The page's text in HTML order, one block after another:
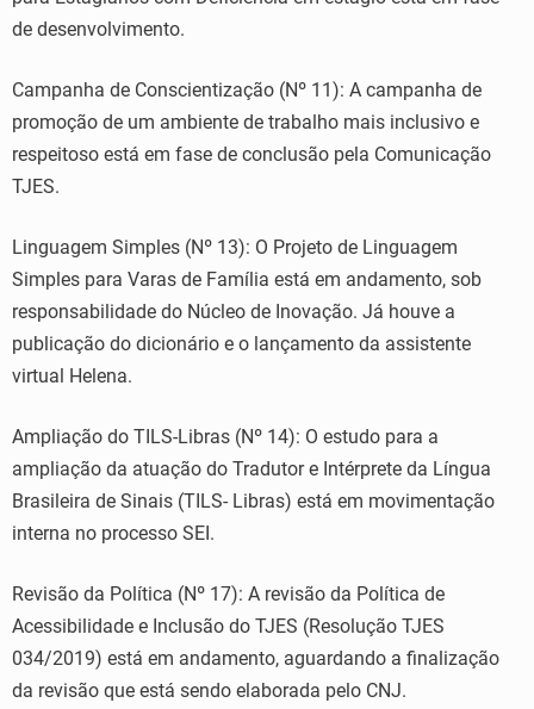
de desenvolvimento.
Campanha de Conscientização (Nº 11): A campanha de
promoção de um ambiente de trabalho mais inclusivo e
respeitoso está em fase de conclusão pela Comunicação
TJES.
Linguagem Simples (Nº 13): O Projeto de Linguagem
Simples para Varas de Família está em andamento, sob
responsabilidade do Núcleo de Inovação. Já houve a
publicação do dicionário e o lançamento da assistente
virtual Helena.
Ampliação do TILS-Libras (Nº 14): O estudo para a
ampliação da atuação do Tradutor e Intérprete da Língua
Brasileira de Sinais (TILS- Libras) está em movimentação
interna no processo SEI.
Revisão da Política (Nº 17): A revisão da Política de
Acessibilidade e Inclusão do TJES (Resolução TJES
034/2019) está em andamento, aguardando a finalização
da revisão que está sendo elaborada pelo CNJ.